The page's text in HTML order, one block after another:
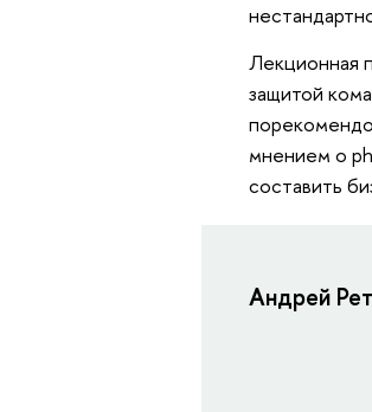
Лекционная
защитой
мнением о
составить
Андрей